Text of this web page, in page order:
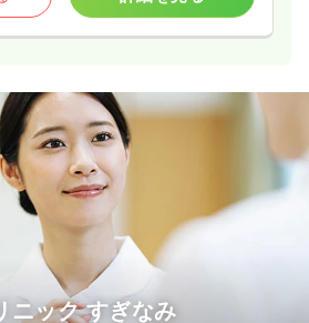
ニック すぎなみ